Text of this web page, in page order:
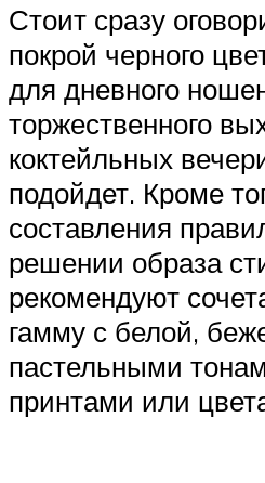
Стоит сразу
покрой черного
для дневного
торжественного
коктейльных
подойдет. Кроме
составления
решении образа
рекомендуют
гамму с белой,
пастельными
принтами или